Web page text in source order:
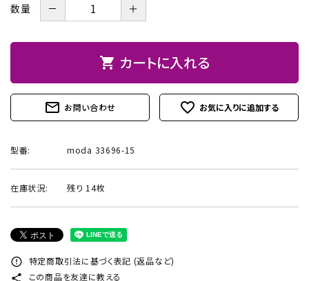
数量 － ＋
shopping_cart カートに入れる
mail_outline お問い合わせ favorite_outline
型番: moda 33696-15
在庫状況: 残り 14枚
error_outline 特定商取引法に基づく表記 (返品など)
share この商品を友達に教える